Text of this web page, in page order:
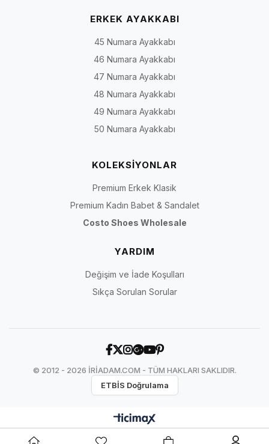
ERKEK AYAKKABI
45 Numara Ayakkabı
46 Numara Ayakkabı
47 Numara Ayakkabı
48 Numara Ayakkabı
49 Numara Ayakkabı
50 Numara Ayakkabı
KOLEKSİYONLAR
Premium Erkek Klasik
Premium Kadın Babet & Sandalet
Costo Shoes Wholesale
YARDIM
Değişim ve İade Koşulları
Sıkça Sorulan Sorular
© 2012 - 2026 İRİADAM.COM - TÜM HAKLARI SAKLIDIR.
ETBİS Doğrulama